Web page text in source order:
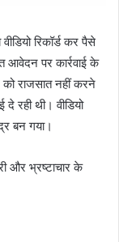
रिकॉर्ड कर पैसे
आवेदन पर कार्रवाई के
राजसात नहीं करने
रही थी। वीडियो
बन गया।
और भ्रष्टाचार के